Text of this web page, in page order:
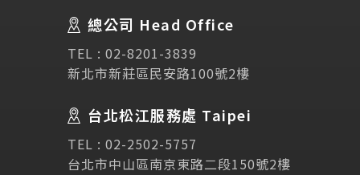
講座活動
Testimonial 學生推薦
Links 相關連結
總公司 Head Office
TEL : 02-8201-3839
新北市新莊區民安路100號2樓
台北松江服務處 Taipei
TEL : 02-2502-5757
台北市中山區南京東路二段150號2樓